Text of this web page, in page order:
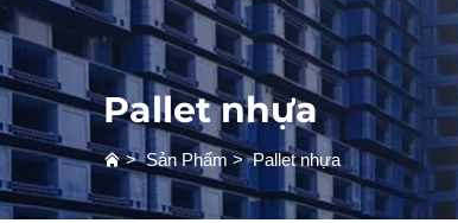
Pallet nhựa
>Sản Phẩm>Pallet nhựa